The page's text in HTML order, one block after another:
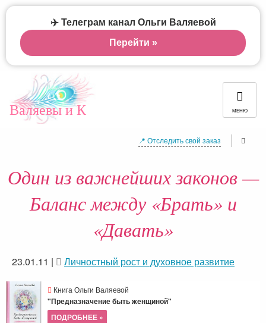
Валяевы и К МЕНЮ
📍 Отследить свой заказ
Один из важнейших законов —
Баланс между «Брать» и
«Давать»
23.01.11 | Личностный рост и духовное развитие
Книга Ольги Валяевой
"Предназначение быть женщиной"
ПОДРОБНЕЕ »
✈️ Телеграм канал Ольги Валяевой
Перейти »